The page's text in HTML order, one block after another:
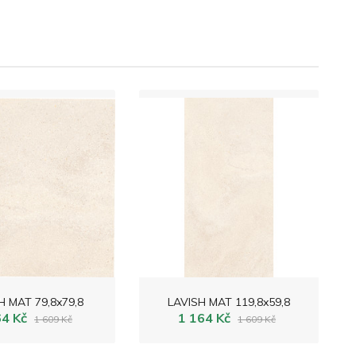
MAT 79,8x79,8
Kč 1 609 Kč
LAVISH MAT 119,8x59,8
1 164 Kč 1 609 Kč